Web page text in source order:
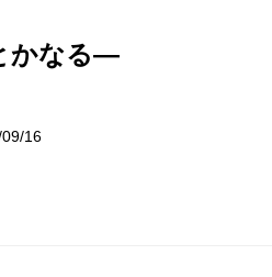
かなる―
16